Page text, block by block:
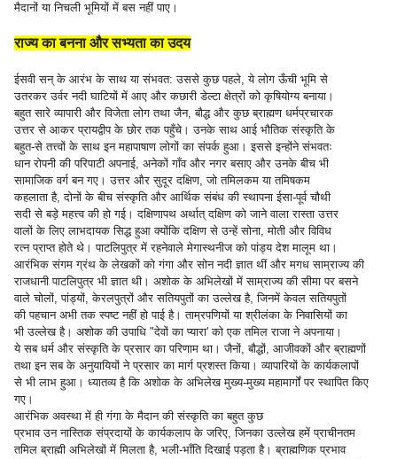
मैदानों या निचली भूमियों में बस नहीं पाए।
राज्य का बनना और सभ्यता का उदय
ईसवी सन् के आरंभ के साथ या संभवत: उससे कुछ पहले, ये लोग ऊँची भूमि से
उतरकर उर्वर नदी घाटियों में आए और कछारी डेल्टा क्षेत्रों को कृषियोग्य बनाया।
बहुत सारे व्यापारी और विजेता लोग तथा जैन, बौद्ध और कुछ ब्राह्मण धर्मप्रचारक
उत्तर से आकर प्रायद्वीप के छोर तक पहुँचे। उनके साथ आई भौतिक संस्कृति के
बहुत-से तत्त्वों के साथ इन महापाषाण लोगों का संपर्क हुआ। इससे इन्होंने संभवतः
धान रोपनी की परिपाटी अपनाई, अनेकों गाँव और नगर बसाए और उनके बीच भी
सामाजिक वर्ग बन गए। उत्तर और सुदूर दक्षिण, जो तमिलकम या तमिषकम
कहलाता है, दोनों के बीच संस्कृति और आर्थिक संबंध की स्थापना ईसा-पूर्व चौथी
सदी से बड़े महत्त्व की हो गई। दक्षिणापथ अर्थात् दक्षिण को जाने वाला रास्ता उत्तर
वालों के लिए लाभदायक सिद्ध हुआ क्योंकि दक्षिण से उन्हें सोना, मोती और विविध
रत्न प्राप्त होते थे। पाटलिपुत्र में रहनेवाले मेगास्थनीज को पांड्य देश मालूम था।
आरंभिक संगम ग्रंथ के लेखकों को गंगा और सोन नदी ज्ञात थीं और मगध साम्राज्य की
राजधानी पाटलिपुत्र भी ज्ञात थी। अशोक के अभिलेखों में साम्राज्य की सीमा पर बसने
वाले चोलों, पांड्यों, केरलपुत्रों और सतियपुतों का उल्लेख है, जिनमें केवल सतियपुतों
की पहचान अभी तक स्पष्ट नहीं हो पाई है। ताम्रपणियों या श्रीलंका के निवासियों का
भी उल्लेख है। अशोक की उपाधि "देवों का प्यारा' को एक तमिल राजा ने अपनाया।
ये सब धर्म और संस्कृति के प्रसार का परिणाम था। जैनों, बौद्धों, आजीवकों और ब्राह्मणों
तथा इन सब के अनुयायियों ने प्रसार का मार्ग प्रशस्त किया। व्यापारियों के कार्यकलापों
से भी लाभ हुआ। ध्यातव्य है कि अशोक के अभिलेख मुख्य-मुख्य महामार्गों पर स्थापित किए
गए।
आरंभिक अवस्था में ही गंगा के मैदान की संस्कृति का बहुत कुछ
प्रभाव उन नास्तिक संप्रदायों के कार्यकलाप के जरिए, जिनका उल्लेख हमें प्राचीनतम
तमिल ब्राह्मी अभिलेखों में मिलता है, भली-भाँति दिखाई पड़ता है। ब्राह्मणिक प्रभाव